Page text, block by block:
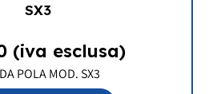
SX3
(iva esclusa)
POLA MOD. SX3